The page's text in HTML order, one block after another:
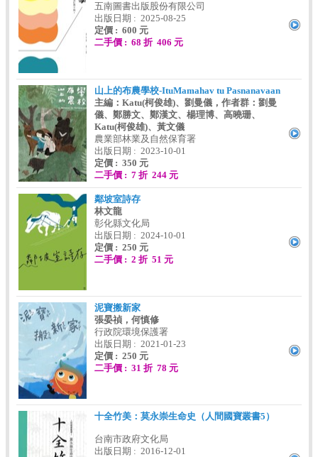
五南圖書出版股份有限公司
出版日期 : 2025-08-25
定價 : 600 元
二手價 : 68 折 406 元
山上的布農學校-ItuMamahav tu Pasnanavaan
主編：Katu(柯俊雄)、劉曼儀，作者群：劉曼
儀、鄭勝文、鄭漢文、楊理博、高曉珊、
Katu(柯俊雄)、黃文儀
農業部林業及自然保育署
出版日期 : 2023-10-01
定價 : 350 元
二手價 : 7 折 244 元
鄰坡室詩存
林文龍
彰化縣文化局
出版日期 : 2024-10-01
定價 : 250 元
二手價 : 2 折 51 元
泥寶搬新家
張晏禎，何慎修
行政院環境保護署
出版日期 : 2021-01-23
定價 : 250 元
二手價 : 31 折 78 元
十全竹美：莫永崇生命史（人間國寶叢書5）
台南市政府文化局
出版日期 : 2016-12-01